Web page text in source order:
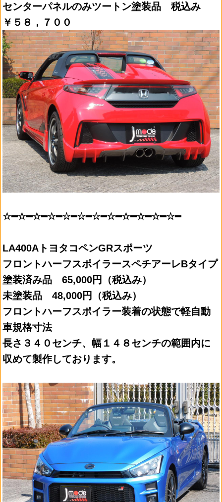
センターパネルのみツートン塗装品 税込み
￥５８，７００
☆━☆━☆━☆━☆━☆━☆━☆━☆━☆━☆━☆━
LA400AトヨタコペンGRスポーツ
フロントハーフスポイラースペチアーレBタイプ
塗装済み品 65,000円（税込み）
未塗装品 48,000円（税込み）
フロントハーフスポイラー装着の状態で軽自動
車規格寸法
長さ３４０センチ、幅１４８センチの範囲内に
収めて製作しております。